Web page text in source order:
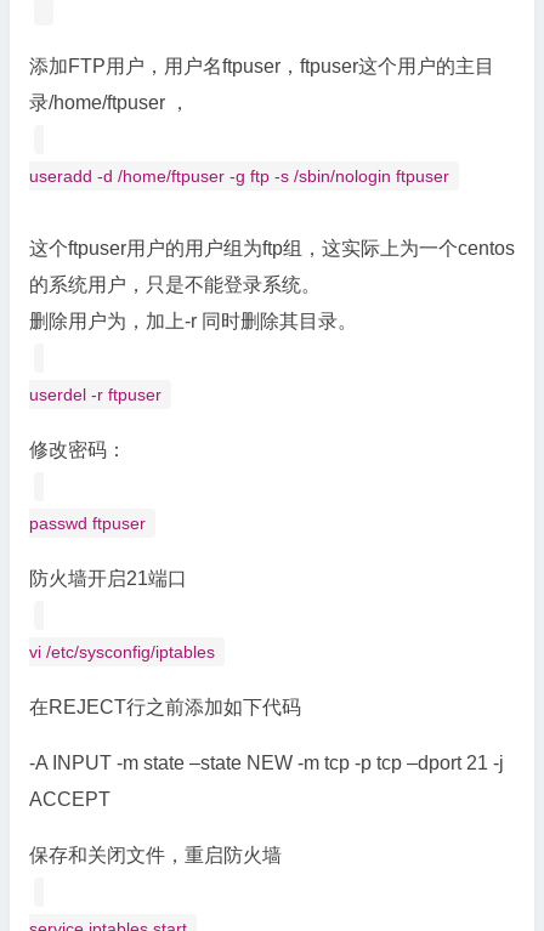
添加FTP用户，用户名ftpuser，ftpuser这个用户的主目
录/home/ftpuser ，
useradd -d /home/ftpuser -g ftp -s /sbin/nologin ftpuser
这个ftpuser用户的用户组为ftp组，这实际上为一个centos
的系统用户，只是不能登录系统。
删除用户为，加上-r 同时删除其目录。
userdel -r ftpuser
修改密码：
passwd ftpuser
防火墙开启21端口
vi /etc/sysconfig/iptables
在REJECT行之前添加如下代码
-A INPUT -m state –state NEW -m tcp -p tcp –dport 21 -j
ACCEPT
保存和关闭文件，重启防火墙